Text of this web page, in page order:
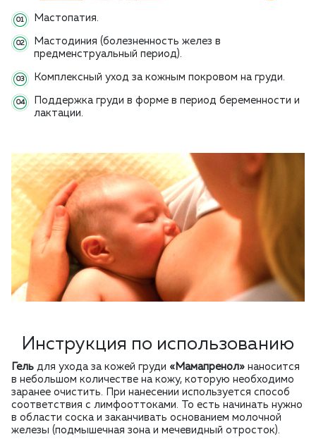
Мастопатия.
Мастодиния (болезненность желез в
предменструальный период).
Комплексный уход за кожным покровом на груди.
Поддержка груди в форме в период беременности и
лактации.
Инструкция по использованию
Гель для ухода за кожей груди «Мамапренол» наносится
в небольшом количестве на кожу, которую необходимо
заранее очистить. При нанесении используется способ
соответствия с лимфооттоками. То есть начинать нужно
в области соска и заканчивать основанием молочной
железы (подмышечная зона и мечевидный отросток).